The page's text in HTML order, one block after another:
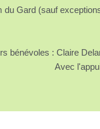
Gard (sauf
bénévoles : Claire
Avec